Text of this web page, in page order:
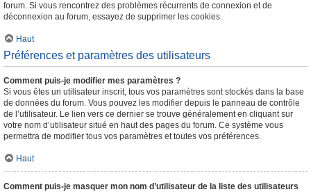
forum. Si vous rencontrez des problèmes récurrents de connexion et de
déconnexion au forum, essayez de supprimer les cookies.
Haut
Préférences et paramètres des utilisateurs
Comment puis-je modifier mes paramètres ?
Si vous êtes un utilisateur inscrit, tous vos paramètres sont stockés dans la base
de données du forum. Vous pouvez les modifier depuis le panneau de contrôle
de l’utilisateur. Le lien vers ce dernier se trouve généralement en cliquant sur
votre nom d’utilisateur situé en haut des pages du forum. Ce système vous
permettra de modifier tous vos paramètres et toutes vos préférences.
Haut
Comment puis-je masquer mon nom d’utilisateur de la liste des utilisateurs